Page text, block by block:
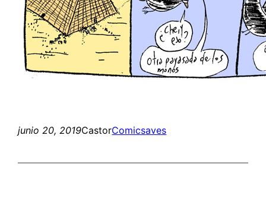
junio 20, 2019CastorComicsaves